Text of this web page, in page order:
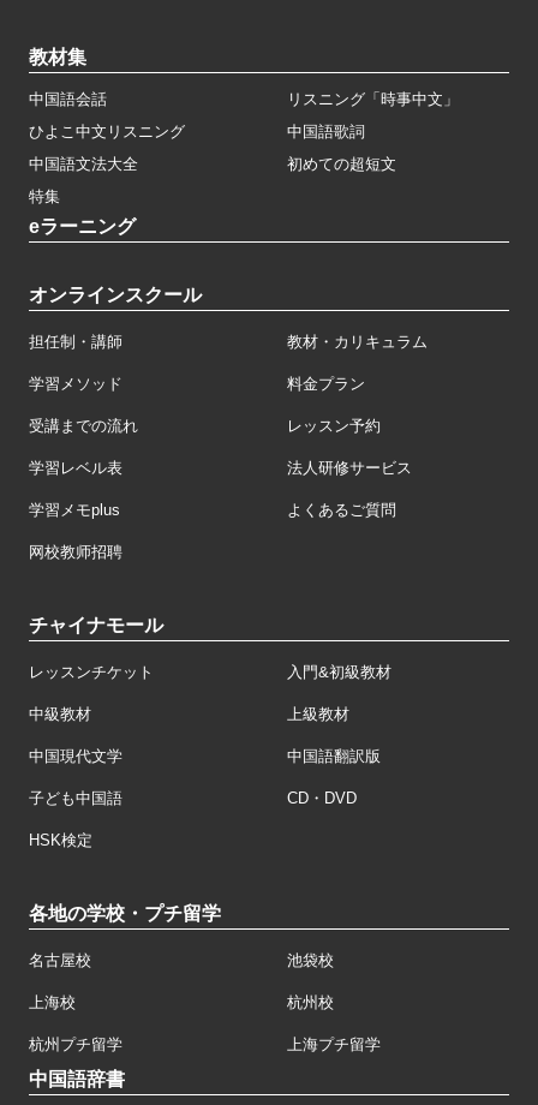
教材集
中国語会話
リスニング「時事中文」
ひよこ中文リスニング
中国語歌詞
中国語文法大全
初めての超短文
特集
eラーニング
オンラインスクール
担任制・講師 教材・カリキュラム
学習メソッド 料金プラン
受講までの流れ レッスン予約
学習レベル表 法人研修サービス
学習メモplus よくあるご質問
网校教师招聘
チャイナモール
レッスンチケット 入門&初級教材
中級教材 上級教材
中国現代文学 中国語翻訳版
子ども中国語 CD・DVD
HSK検定
各地の学校・プチ留学
名古屋校 池袋校
上海校 杭州校
杭州プチ留学 上海プチ留学
中国語辞書